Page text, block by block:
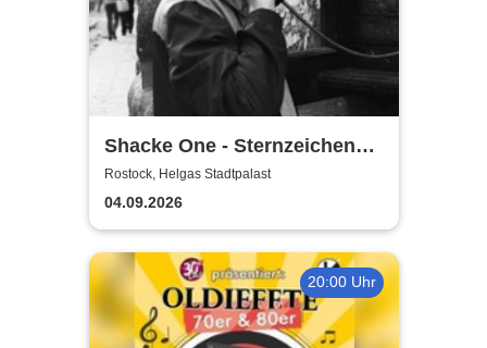
Shacke One - Sternzeichen
Boss Tour
Rostock, Helgas Stadtpalast
04.09.2026
20:00 Uhr